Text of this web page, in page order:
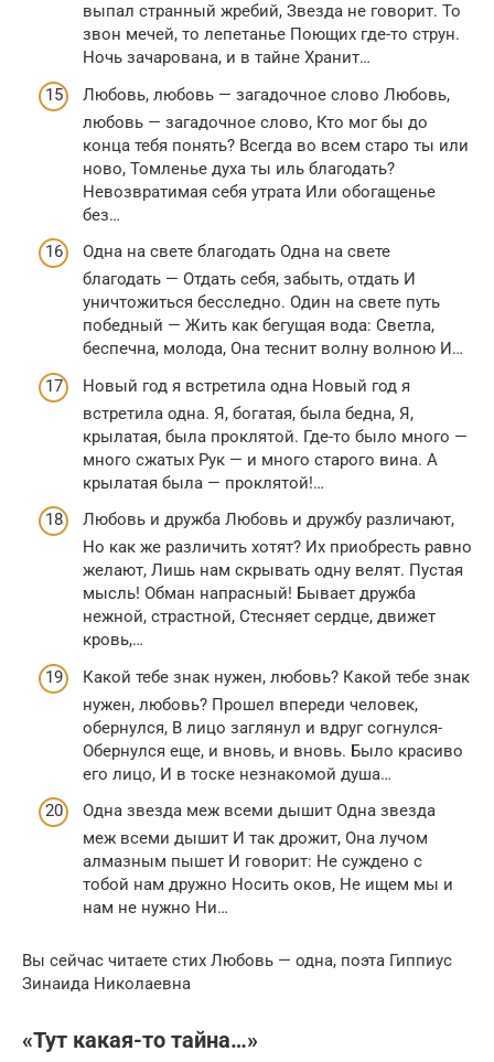
выпал странный жребий, Звезда не говорит. То
звон мечей, то лепетанье Поющих где-то струн.
Ночь зачарована, и в тайне Хранит…
Любовь, любовь — загадочное слово Любовь,
любовь — загадочное слово, Кто мог бы до
конца тебя понять? Всегда во всем старо ты или
ново, Томленье духа ты иль благодать?
Невозвратимая себя утрата Или обогащенье
без…
Одна на свете благодать Одна на свете
благодать — Отдать себя, забыть, отдать И
уничтожиться бесследно. Один на свете путь
победный — Жить как бегущая вода: Светла,
беспечна, молода, Она теснит волну волною И…
Новый год я встретила одна Новый год я
встретила одна. Я, богатая, была бедна, Я,
крылатая, была проклятой. Где-то было много —
много сжатых Рук — и много старого вина. А
крылатая была — проклятой!…
Любовь и дружба Любовь и дружбу различают,
Но как же различить хотят? Их приобресть равно
желают, Лишь нам скрывать одну велят. Пустая
мысль! Обман напрасный! Бывает дружба
нежной, страстной, Стесняет сердце, движет
кровь,…
Какой тебе знак нужен, любовь? Какой тебе знак
нужен, любовь? Прошел впереди человек,
обернулся, В лицо заглянул и вдруг согнулся-
Обернулся еще, и вновь, и вновь. Было красиво
его лицо, И в тоске незнакомой душа…
Одна звезда меж всеми дышит Одна звезда
меж всеми дышит И так дрожит, Она лучом
алмазным пышет И говорит: Не суждено с
тобой нам дружно Носить оков, Не ищем мы и
нам не нужно Ни…
Вы сейчас читаете стих Любовь — одна, поэта Гиппиус
Зинаида Николаевна
«Тут какая-то тайна…»